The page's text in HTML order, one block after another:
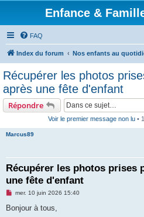
Enfance &
FAQ
Index du forum Nos enfants au
Récupérer les photos
après une fête d'enfant
Répondre
Voir le premier message non lu•
Marcus89
Récupérer les photos prises
une fête d'enfant
M
s
mer. 10 juin 2026 15:40
Bonjour à tous,